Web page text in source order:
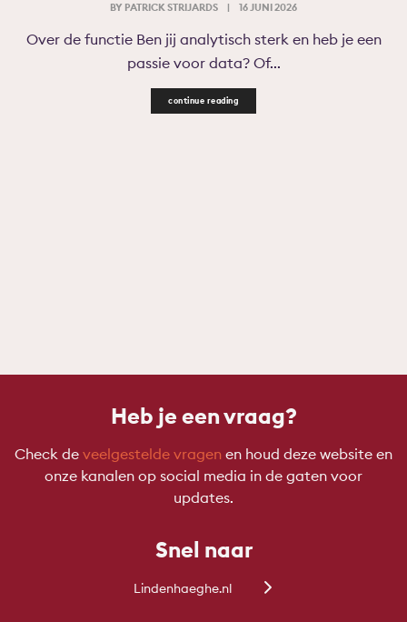
BY PATRICK STRIJARDS | 16 JUNI 2026
Over de functie Ben jij analytisch sterk en heb je een
passie voor data? Of...
continue reading
Heb je een vraag?
Check de veelgestelde vragen en houd deze website en
onze kanalen op social media in de gaten voor
updates.
Snel naar
Lindenhaeghe.nl